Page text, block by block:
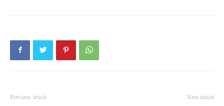
Previous article Next article